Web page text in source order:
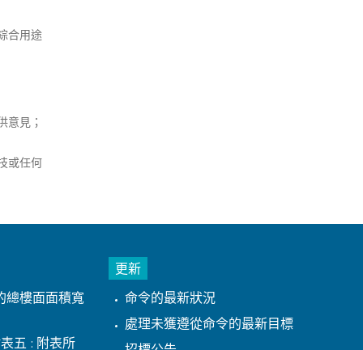
合用途
意見；
或任何
總樓面面積寬
五 : 附表所
更新
命令的最新狀況
處理未獲遵從命令的最新目標